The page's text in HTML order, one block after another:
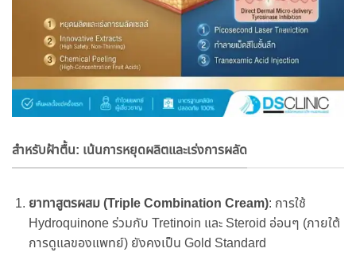
สำหรับฝ้าตื้น: เน้นการหยุดผลิตและเร่งการผลัด
ยาทาสูตรผสม (Triple Combination Cream): การใช้
Hydroquinone ร่วมกับ Tretinoin และ Steroid อ่อนๆ (ภายใต้
การดูแลของแพทย์) ยังคงเป็น Gold Standard